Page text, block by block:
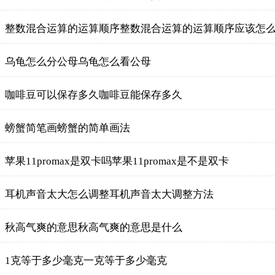
整数混合运算的运算顺序整数混合运算的运算顺序应该怎
乌龟怎么分公母乌龟怎么看公母
咖啡豆可以保存多久咖啡豆能保存多久
螃蟹简笔画螃蟹的简单画法
苹果11promax是双卡吗苹果11promax是不是双卡
耳机声音太大怎么调整耳机声音太大调整方法
秋高气爽的意思秋高气爽的意思是什么
1克等于多少毫克一克等于多少毫克